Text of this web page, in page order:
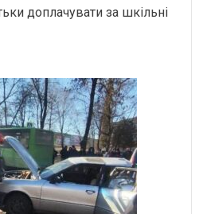
доплачувати за шкiльнi